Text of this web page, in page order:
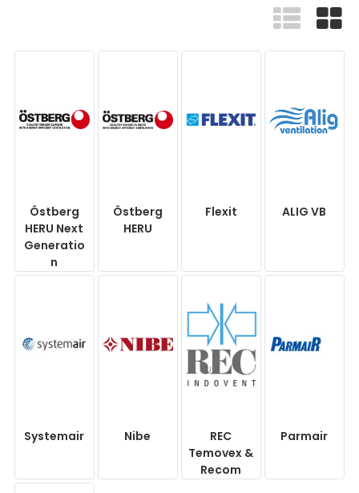
Östberg
HERU Next
Generatio
n
Östberg
HERU
Flexit ALIG VB
Systemair Nibe
REC
Temovex &
Recom
Parmair